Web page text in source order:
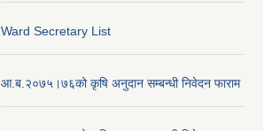
Ward Secretary List
आ.ब.२०७५।७६को कृषि अनुदान सम्बन्धी निवेदन फाराम